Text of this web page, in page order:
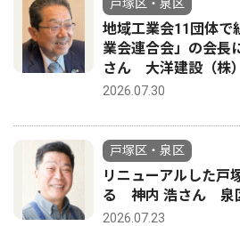
戸塚区・泉区
地域工業会11団体で
業会連合会」の会
さん 大洋建設（株
2026.07.30
戸塚区・泉区
リニューアルした戸
る 神内 浩さん 泉
2026.07.23